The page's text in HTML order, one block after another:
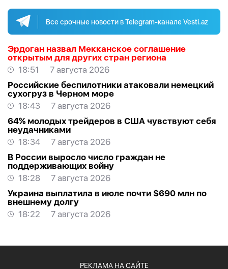
Все срочные новости в Telegram-канале Vesti.az
Эрдоган назвал Мекканское соглашение
открытым для других стран региона
18:51
7 августа 2026
Российские беспилотники атаковали немецкий
сухогруз в Черном море
18:43
7 августа 2026
64% молодых трейдеров в США чувствуют себя
неудачниками
18:34
7 августа 2026
В России выросло число граждан не
поддерживающих войну
18:28
7 августа 2026
Украина выплатила в июле почти $690 млн по
внешнему долгу
18:22
7 августа 2026
РЕКЛАМА НА САЙТЕ